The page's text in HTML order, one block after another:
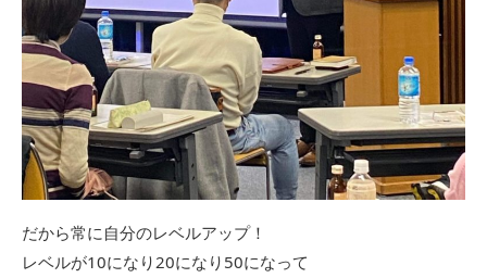
だから常に自分のレベルアップ！
レベルが10になり20になり50になって